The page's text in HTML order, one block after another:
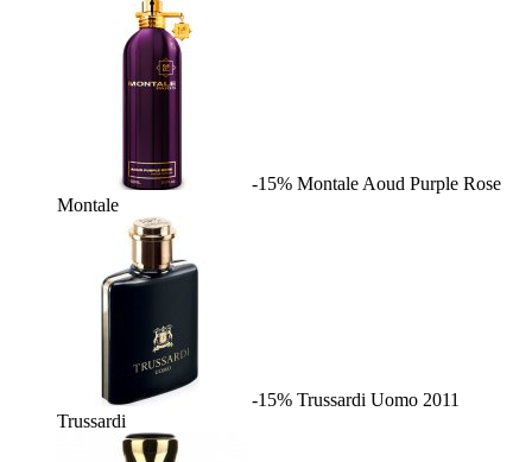
-15% Montale Aoud Purple Rose
Montale
-15% Trussardi Uomo 2011
Trussardi